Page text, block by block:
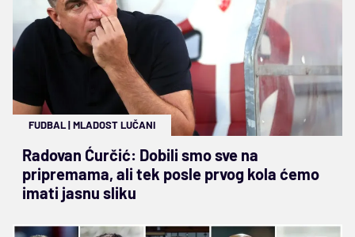
FUDBAL|MLADOST LUČANI
Radovan Ćurčić: Dobili smo sve na
pripremama, ali tek posle prvog kola ćemo
imati jasnu sliku